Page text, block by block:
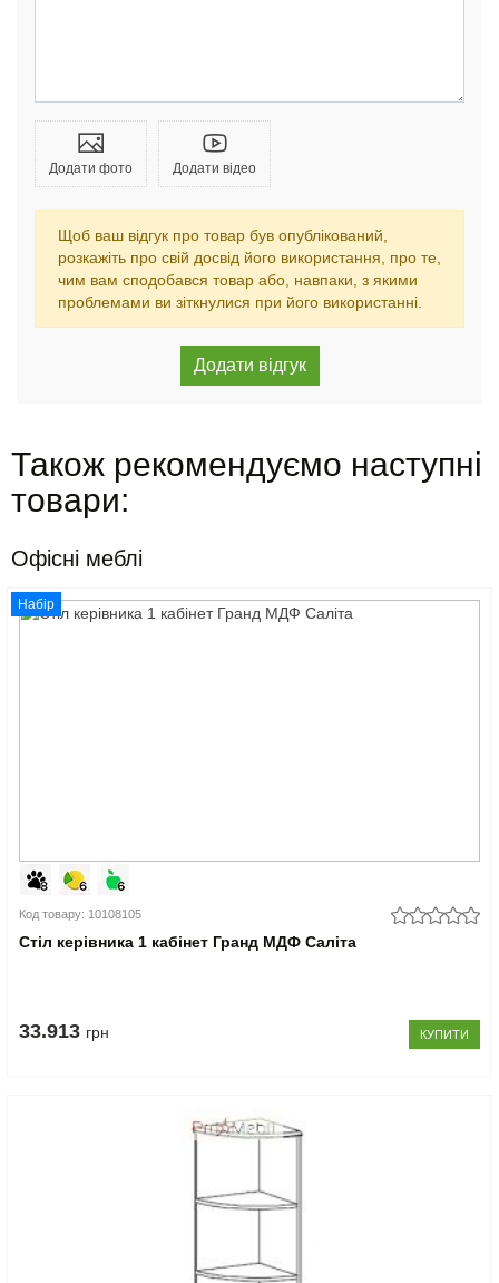
Додати фото Додати відео
Щоб ваш відгук про товар був опублікований,
розкажіть про свій досвід його використання, про те,
чим вам сподобався товар або, навпаки, з якими
проблемами ви зіткнулися при його використанні.
Також рекомендуємо наступні
товари:
Офісні меблі
Набір
Код товару: 10108105
Стіл керівника 1 кабінет Гранд МДФ Саліта
33.913 грн КУПИТИ